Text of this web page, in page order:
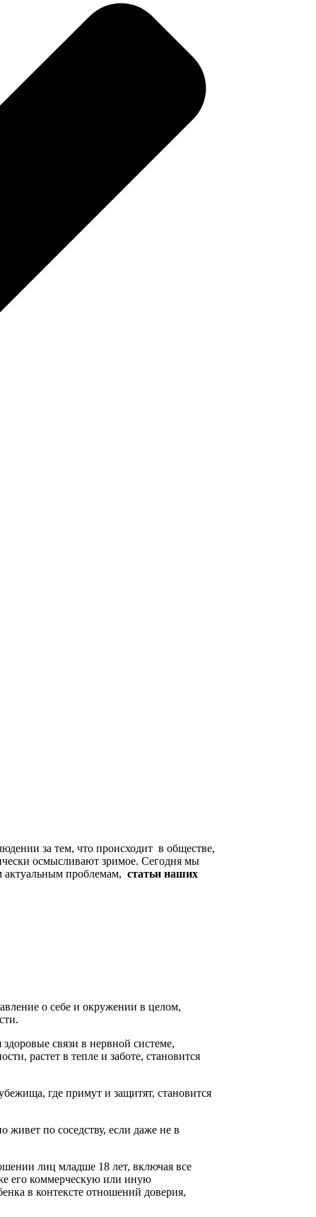
за тем, что происходит в обществе,
осмысливают зримое. Сегодня мы
проблемам, статьи наших
о себе и окружении в целом,
связи в нервной системе,
растет в тепле и заботе, становится
где примут и защитят, становится
живет по соседству, если даже не в
лиц младше 18 лет, включая все
его коммерческую или иную
в контексте отношений доверия,